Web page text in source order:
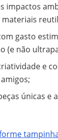
impactos
gasto
(e não
e
únicas e